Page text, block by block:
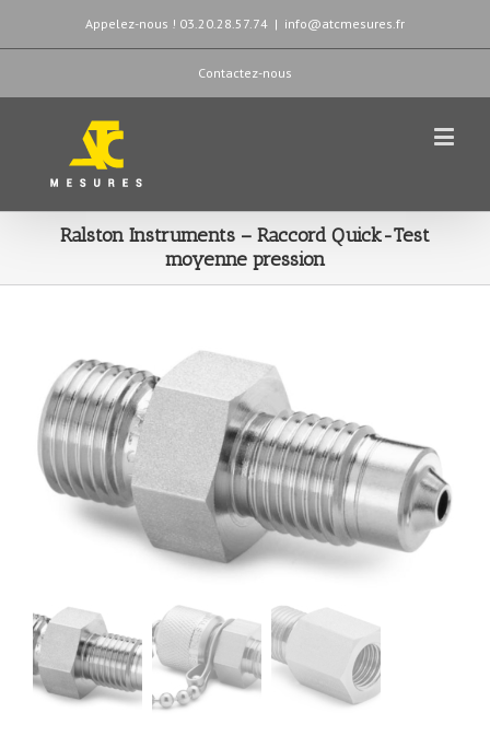
Appelez-nous ! 03.20.28.57.74 | info@atcmesures.fr
Contactez-nous
Ralston Instruments – Raccord Quick-Test
moyenne pression